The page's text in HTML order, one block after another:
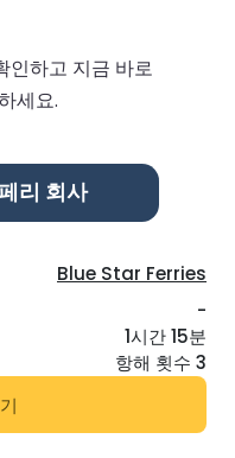
인하고 지금 바로
세요.
리 회사
Blue Star Ferries
-
1시간 15분
항해 횟수 3